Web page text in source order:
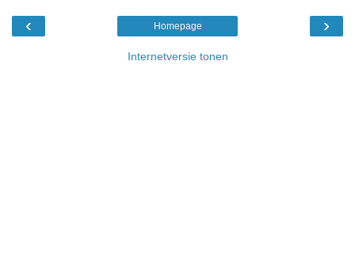
‹ ›
Homepage
Internetversie tonen